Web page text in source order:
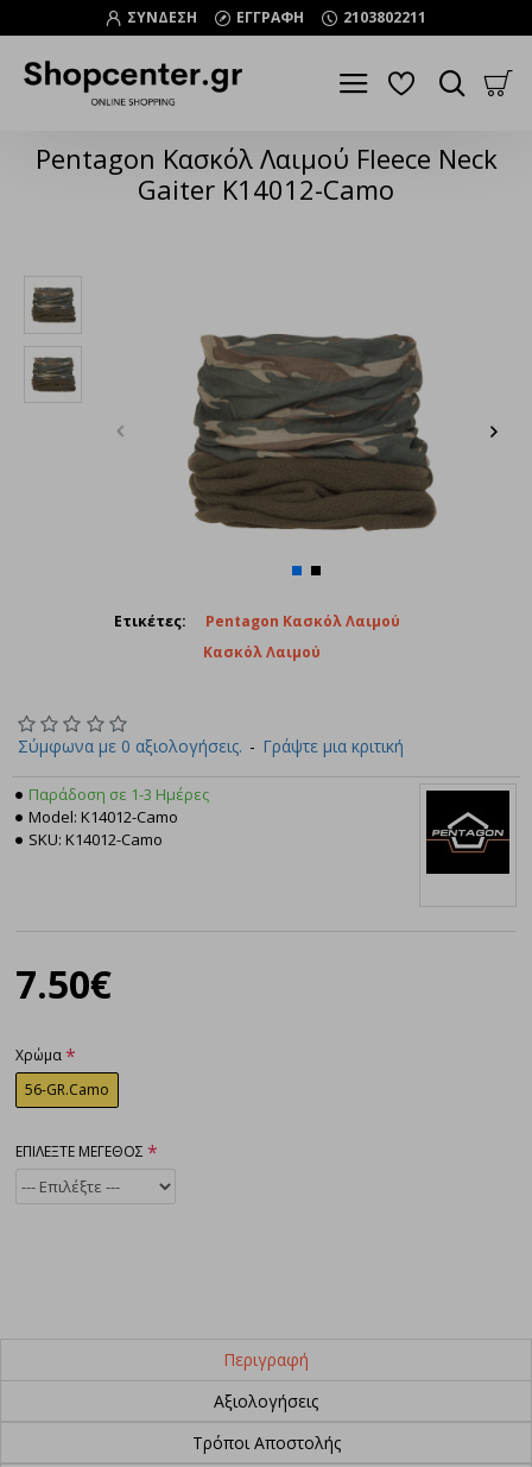
ΣΥΝΔΕΣΗ ΕΓΓΡΑΦΗ 2103802211
Pentagon Κασκόλ Λαιμού Fleece Neck
Gaiter K14012-Camo
Ετικέτες:
Pentagon Κασκόλ Λαιμού
Κασκόλ Λαιμού
Σύμφωνα με 0 αξιολογήσεις. - Γράψτε μια κριτική
7.50€
Παράδοση σε 1-3 Ημέρες
Model: K14012-Camo
SKU: K14012-Camo
Χρώμα
56-GR.Camo
ΕΠΙΛΕΞΤΕ ΜΕΓΕΘΟΣ
Περιγραφή
Αξιολογήσεις
Τρόποι Αποστολής